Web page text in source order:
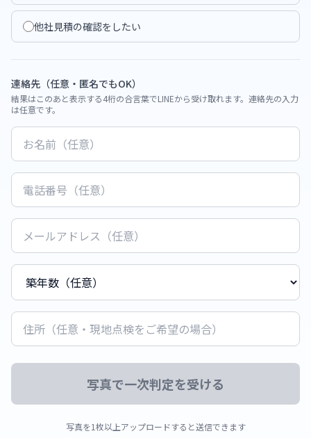
他社見積の確認をしたい
連絡先（任意・匿名でもOK）
結果はこのあと表示する4桁の合言葉でLINEから受け取れます。連絡先の入力
は任意です。
写真で一次判定を受ける
写真を1枚以上アップロードすると送信できます